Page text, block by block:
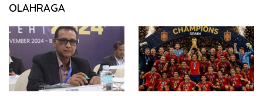
OLAHRAGA